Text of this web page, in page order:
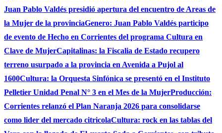
Juan Pablo Valdés presidió apertura del encuentro de Areas de
la Mujer de la provinciaGenero: Juan Pablo Valdés participo
de evento de Hecho en Corrientes del programa Cultura en
Clave de MujerCapitalinas: la Fiscalia de Estado recupero
terreno usurpado a la provincia en Avenida a Pujol al
1600Cultura: la Orquesta Sinfónica se presentó en el Instituto
Pelletier Unidad Penal N° 3 en el Mes de la MujerProducción:
Corrientes relanzó el Plan Naranja 2026 para consolidarse
como lider del mercado citricolaCultura: rock en las tablas del